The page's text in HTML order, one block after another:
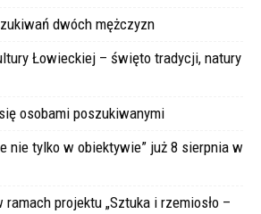
dwóch mężczyzn
Łowieckiej – święto tradycji, natury
osobami poszukiwanymi
nie tylko w obiektywie” już 8 sierpnia w
projektu „Sztuka i rzemiosło –